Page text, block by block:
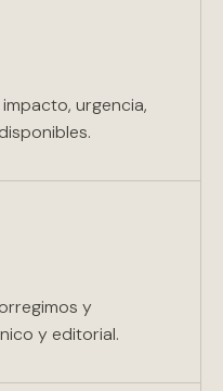
urgencia,
y
y editorial.